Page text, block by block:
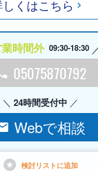
くはこちら
時間外 09:30-18:30
05075870792
24時間受付中
Webで相談
検討リストに追加